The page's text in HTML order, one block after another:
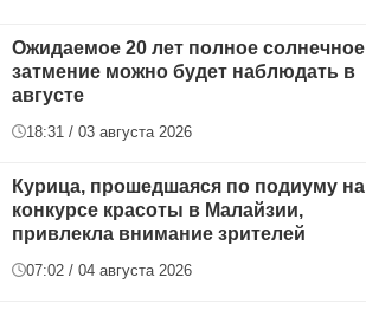
Ожидаемое 20 лет полное солнечное
затмение можно будет наблюдать в
августе
18:31 / 03 августа 2026
Курица, прошедшаяся по подиуму на
конкурсе красоты в Малайзии,
привлекла внимание зрителей
07:02 / 04 августа 2026